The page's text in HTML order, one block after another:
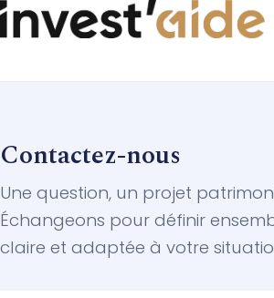
Contactez-nous
Une question, un projet
Échangeons pour définir
claire et adaptée à votre